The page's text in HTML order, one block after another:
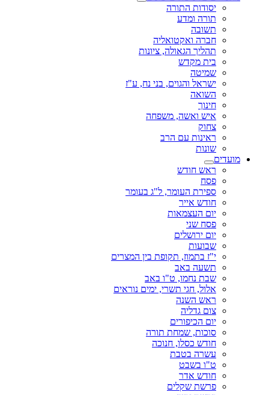
יסודות התורה
תורה ומדע
תשובה
חברה ואקטואליה
תהליך הגאולה, ציונות
בית מקדש
שמיטה
ישראל והגוים, בני נח, ע"ז
השואה
חינוך
איש ואשה, משפחה
צחוק
ראינות עם הרב
שונות
מועדים
ראש חודש
פסח
ספירת העומר, ל"ג בעומר
חודש אייר
יום העצמאות
פסח שני
יום ירושלים
שבועות
י"ז בתמוז, תקופת בין המצרים
תשעה באב
שבת נחמו, ט"ו באב
אלול, חגי תשרי, ימים נוראים
ראש השנה
צום גדליה
יום הכיפורים
סוכות, שמחת תורה
חודש כסלו, חנוכה
עשרה בטבת
ט"ו בשבט
חודש אדר
פרשת שקלים